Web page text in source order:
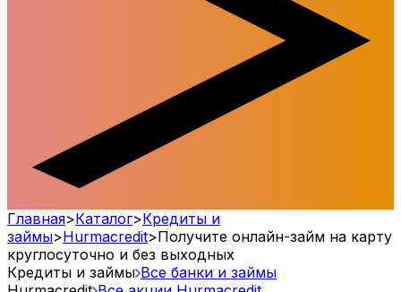
Главная>Каталог>Кредиты и
займы>Hurmacredit>Получите онлайн-займ на карту
круглосуточно и без выходных
Кредиты и займы Все банки и займы